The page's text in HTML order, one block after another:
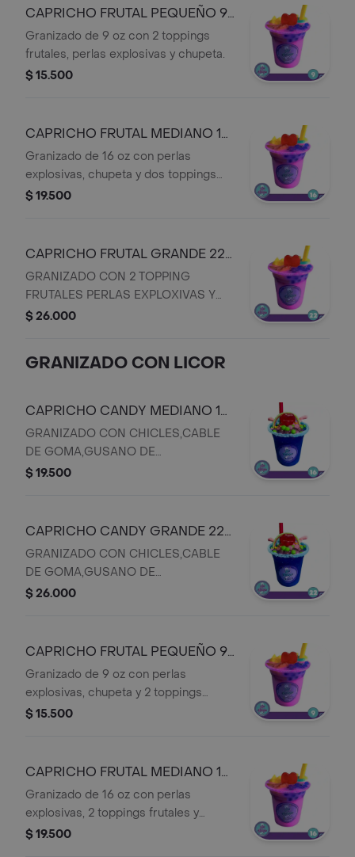
CAPRICHO FRUTAL PEQUEÑO 9
OZ N.9 S
Granizado de 9 oz con 2 toppings
frutales, perlas explosivas y chupeta.
$ 15.500
CAPRICHO FRUTAL MEDIANO 16
OZ N.10 S
Granizado de 16 oz con perlas
explosivas, chupeta y dos toppings
frutales.
$ 19.500
CAPRICHO FRUTAL GRANDE 22
OZ N.11 S
GRANIZADO CON 2 TOPPING
FRUTALES PERLAS EXPLOXIVAS Y
CHUPETA
$ 26.000
GRANIZADO CON LICOR
CAPRICHO CANDY MEDIANO 16
OZ N.7 C
GRANIZADO CON CHICLES,CABLE
DE GOMA,GUSANO DE
GOMA,PERLAS EXPLOXIVAS Y
$ 19.500
CAPRICHO CANDY GRANDE 22
OZ N.8 C
GRANIZADO CON CHICLES,CABLE
DE GOMA,GUSANO DE
GOMA,PERLAS EXPLOXIVAS Y
$ 26.000
CAPRICHO FRUTAL PEQUEÑO 9
OZ N.9 C
Granizado de 9 oz con perlas
explosivas, chupeta y 2 toppings
frutales.
$ 15.500
CAPRICHO FRUTAL MEDIANO 16
OZ N.10 C
Granizado de 16 oz con perlas
explosivas, 2 toppings frutales y
chupeta.
$ 19.500